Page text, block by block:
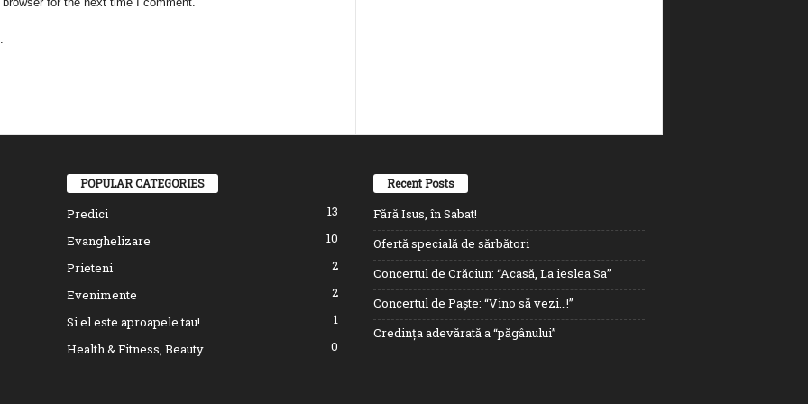
POPULAR CATEGORIES
Predici
13
Evanghelizare
10
Prieteni
2
Evenimente
2
Si el este aproapele tau!
1
Health & Fitness, Beauty
0
Recent Posts
Fără Isus, în Sabat!
Ofertă specială de sărbători
Concertul de Crăciun: “Acasă, La ieslea Sa”
Concertul de Paște: “Vino să vezi…!”
Credința adevărată a “păgânului”